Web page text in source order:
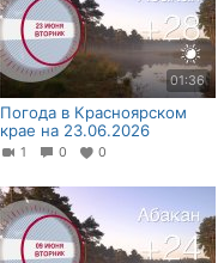
01:36
Погода в Красноярском
крае на 23.06.2026
1 0 0